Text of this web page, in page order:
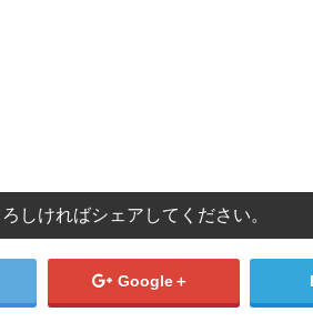
しければシェアしてください。
Google＋